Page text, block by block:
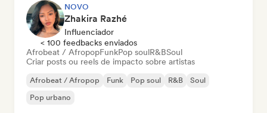
NOVO
Zhakira Razhé
Influenciador
< 100 feedbacks enviados
Afrobeat / AfropopFunkPop soulR&BSoul
Criar posts ou reels de impacto sobre artistas
Afrobeat / Afropop Funk Pop soul R&B
Soul
Pop urbano